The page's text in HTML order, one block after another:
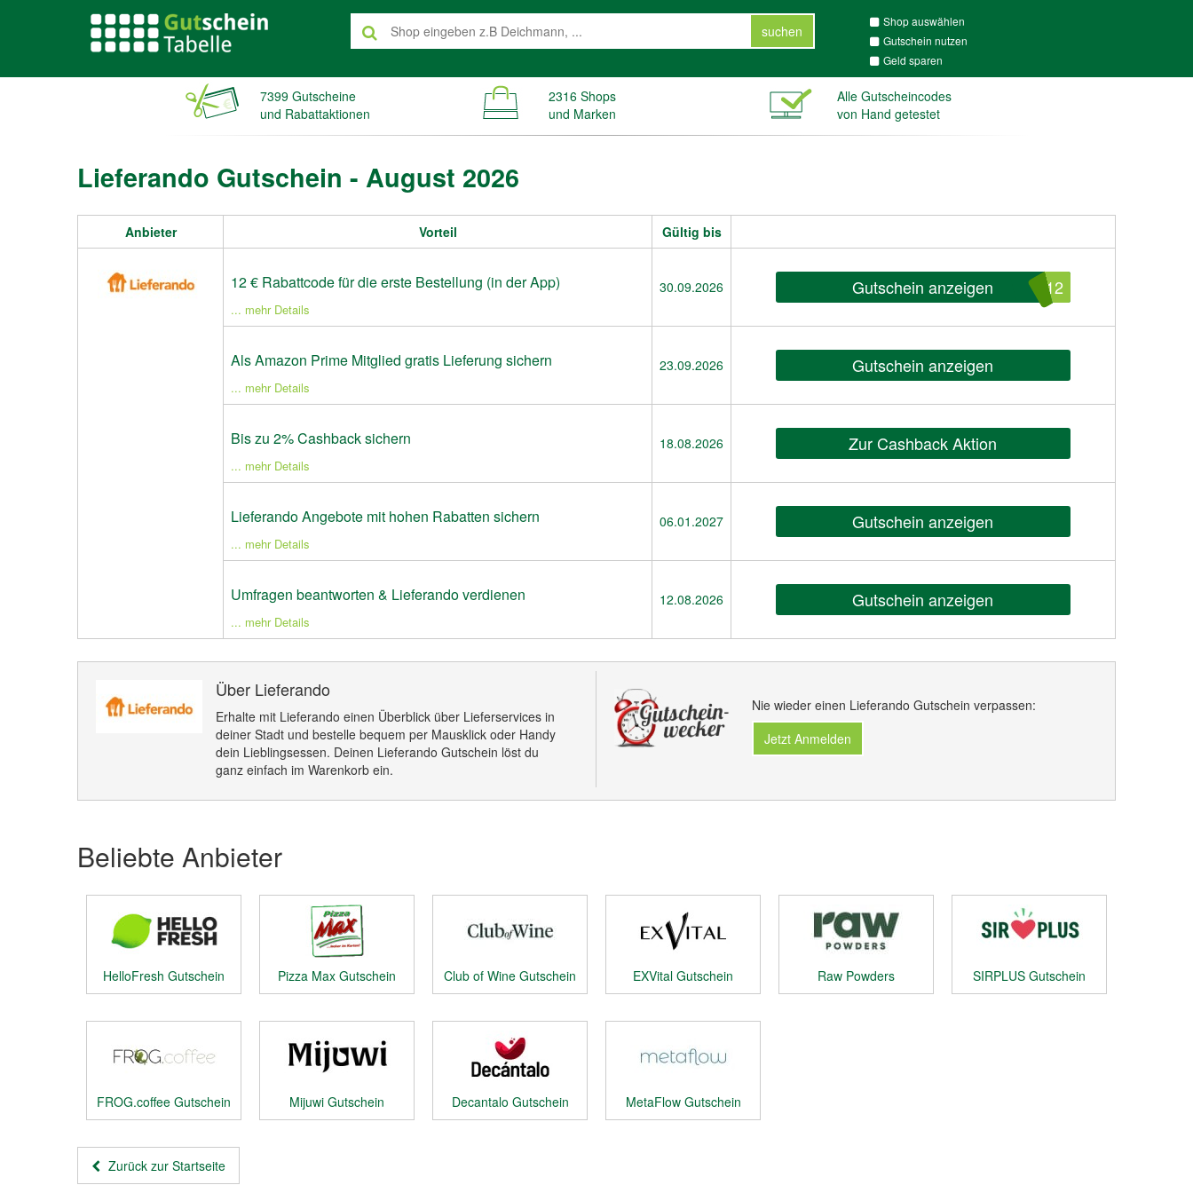
suchen
Shop auswählen
Gutschein nutzen
Geld sparen
7399 Gutscheine
und Rabattaktionen
2316 Shops
und Marken
Alle Gutscheincodes
von Hand getestet
Lieferando Gutschein - August 2026
Anbieter Vorteil Gültig bis
12 € Rabattcode für die erste Bestellung (in der App)
... mehr Details
30.09.2026 Gutschein anzeigen O12
Als Amazon Prime Mitglied gratis Lieferung sichern
... mehr Details
23.09.2026 Gutschein anzeigen
Bis zu 2% Cashback sichern
... mehr Details
18.08.2026 Zur Cashback Aktion
Lieferando Angebote mit hohen Rabatten sichern
... mehr Details
06.01.2027 Gutschein anzeigen
Umfragen beantworten & Lieferando verdienen
... mehr Details
12.08.2026 Gutschein anzeigen
Über Lieferando
Erhalte mit Lieferando einen Überblick über Lieferservices in
deiner Stadt und bestelle bequem per Mausklick oder Handy
dein Lieblingsessen. Deinen Lieferando Gutschein löst du
ganz einfach im Warenkorb ein.
Nie wieder einen Lieferando Gutschein verpassen:
Jetzt Anmelden
Beliebte Anbieter
HelloFresh Gutschein Pizza Max Gutschein Club of Wine Gutschein EXVital Gutschein
Raw Powders
Gutschein
SIRPLUS Gutschein
FROG.coffee Gutschein Mijuwi Gutschein Decantalo Gutschein MetaFlow Gutschein
Zurück zur Startseite